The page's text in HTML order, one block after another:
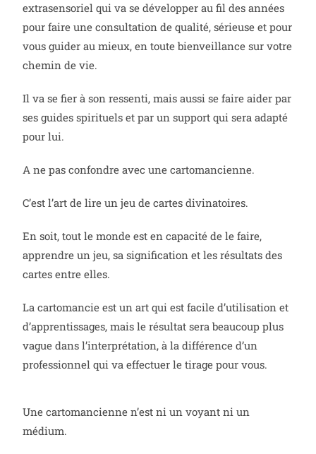
extrasensoriel qui va se développer au fil des années
pour faire une consultation de qualité, sérieuse et pour
vous guider au mieux, en toute bienveillance sur votre
chemin de vie.
Il va se fier à son ressenti, mais aussi se faire aider par
ses guides spirituels et par un support qui sera adapté
pour lui.
A ne pas confondre avec une cartomancienne.
C’est l’art de lire un jeu de cartes divinatoires.
En soit, tout le monde est en capacité de le faire,
apprendre un jeu, sa signification et les résultats des
cartes entre elles.
La cartomancie est un art qui est facile d’utilisation et
d’apprentissages, mais le résultat sera beaucoup plus
vague dans l’interprétation, à la différence d’un
professionnel qui va effectuer le tirage pour vous.
Une cartomancienne n’est ni un voyant ni un
médium.